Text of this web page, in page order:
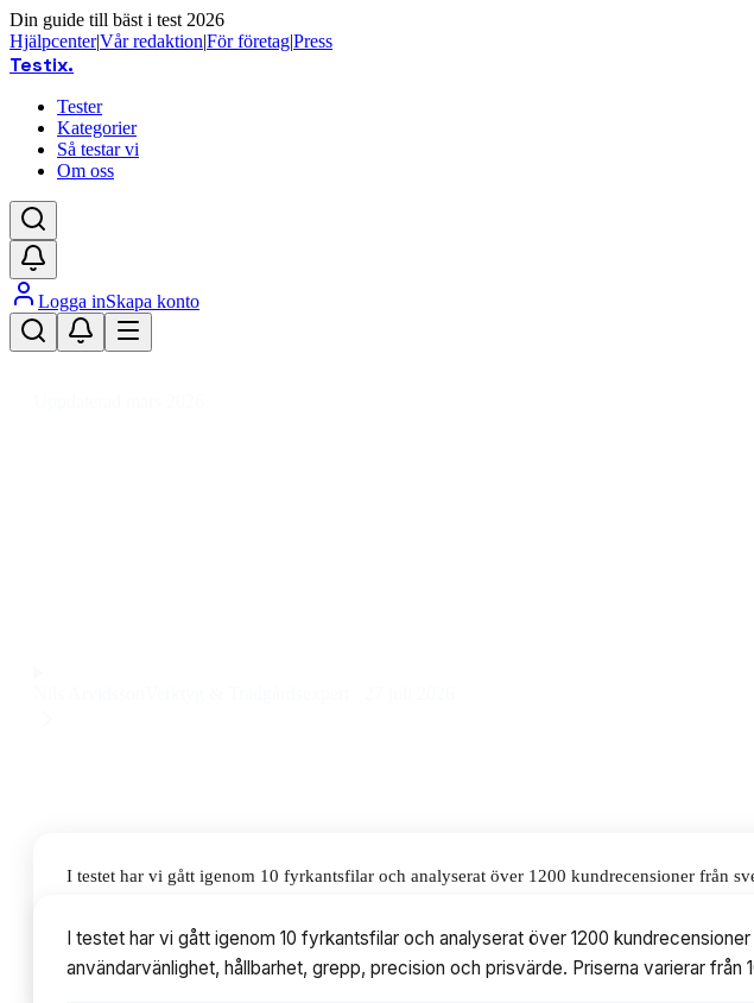
Din guide till bäst i test 2026
Hjälpcenter|Vår redaktion|För företag|Press
Testix.
Tester
Kategorier
Så testar vi
Om oss
Logga inSkapa konto
I testet har vi gått igenom 10 fyrkantsfilar och analyserat över 1200 kundrecensioner från
Innehållsförteckning
I testet har vi gått igenom 10 fyrkantsfilar och analyserat över 1200
användarvänlighet, hållbarhet, grepp, precision och prisvärde. Priserna varierar från